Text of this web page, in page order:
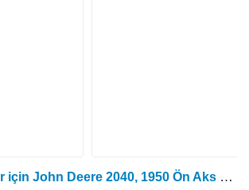
Tekerlekli traktör için John Deere 2040, 1950 Ön Aks Komple Al31858; Al34563; Al34565; Al2822 AL31858